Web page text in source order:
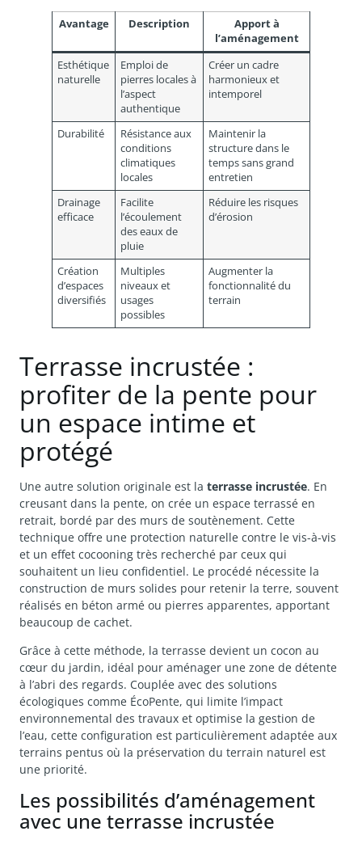
Avantage Description
Apport à
l’aménagement
Esthétique
naturelle
Emploi de
pierres locales à
l’aspect
authentique
Créer un cadre
harmonieux et
intemporel
Durabilité
Résistance aux
conditions
climatiques
locales
Maintenir la
structure dans le
temps sans grand
entretien
Drainage
efficace
Facilite
l’écoulement
des eaux de
pluie
Réduire les risques
d’érosion
Création
d’espaces
diversifiés
Multiples
niveaux et
usages
possibles
Augmenter la
fonctionnalité du
terrain
Terrasse incrustée :
profiter de la pente pour
un espace intime et
protégé
Une autre solution originale est la terrasse incrustée. En
creusant dans la pente, on crée un espace terrassé en
retrait, bordé par des murs de soutènement. Cette
technique offre une protection naturelle contre le vis-à-vis
et un effet cocooning très recherché par ceux qui
souhaitent un lieu confidentiel. Le procédé nécessite la
construction de murs solides pour retenir la terre, souvent
réalisés en béton armé ou pierres apparentes, apportant
beaucoup de cachet.
Grâce à cette méthode, la terrasse devient un cocon au
cœur du jardin, idéal pour aménager une zone de détente
à l’abri des regards. Couplée avec des solutions
écologiques comme ÉcoPente, qui limite l’impact
environnemental des travaux et optimise la gestion de
l’eau, cette configuration est particulièrement adaptée aux
terrains pentus où la préservation du terrain naturel est
une priorité.
Les possibilités d’aménagement
avec une terrasse incrustée